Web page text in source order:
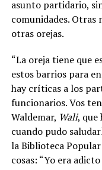
asunto partidario,
comunidades. Otras
otras orejas.
“La oreja tiene que
estos barrios para
hay críticas a los
funcionarios. Vos
Waldemar, Wali, que
cuando pudo
la Biblioteca
cosas: “Yo era